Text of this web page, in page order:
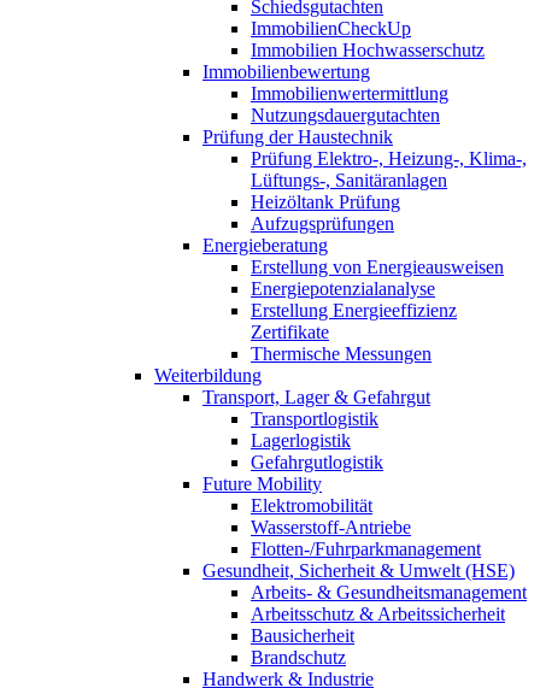
Schiedsgutachten
ImmobilienCheckUp
Immobilien Hochwasserschutz
Immobilienbewertung
Immobilienwertermittlung
Nutzungsdauergutachten
Prüfung der Haustechnik
Prüfung Elektro-, Heizung-, Klima-,
Lüftungs-, Sanitäranlagen
Heizöltank Prüfung
Aufzugsprüfungen
Energieberatung
Erstellung von Energieausweisen
Energiepotenzialanalyse
Erstellung Energieeffizienz
Zertifikate
Thermische Messungen
Weiterbildung
Transport, Lager & Gefahrgut
Transportlogistik
Lagerlogistik
Gefahrgutlogistik
Future Mobility
Elektromobilität
Wasserstoff-Antriebe
Flotten-/Fuhrparkmanagement
Gesundheit, Sicherheit & Umwelt (HSE)
Arbeits- & Gesundheitsmanagement
Arbeitsschutz & Arbeitssicherheit
Bausicherheit
Brandschutz
Handwerk & Industrie